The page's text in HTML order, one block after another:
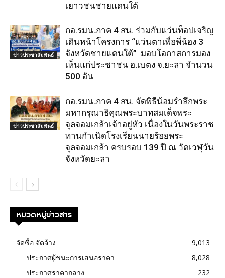
เยาวชนชายแดนใต้
ข่าวประชาสัมพันธ์
กอ.รมน.ภาค 4 สน. ร่วมกับแว่นท็อปเจริญ
เดินหน้าโครงการ “แว่นตาเพื่อพี่น้อง 3
จังหวัดชายแดนใต้” มอบโอกาสการมอง
เห็นแก่ประชาชน อ.เบตง จ.ยะลา จำนวน
500 อัน
ข่าวประชาสัมพันธ์
กอ.รมน.ภาค 4 สน. จัดพิธีน้อมรำลึกพระ
มหากรุณาธิคุณพระบาทสมเด็จพระ
จุลจอมเกล้าเจ้าอยู่หัว เนื่องในวันพระราช
ทานกำเนิดโรงเรียนนายร้อยพระ
จุลจอมเกล้า ครบรอบ 139 ปี ณ วัดเวฬุวัน
จังหวัดยะลา
หมวดหมู่ข่าวสาร
จัดซื้อ จัดจ้าง
9,013
ประกาศผู้ชนะการเสนอราคา
8,028
ประกาศราคากลาง
232